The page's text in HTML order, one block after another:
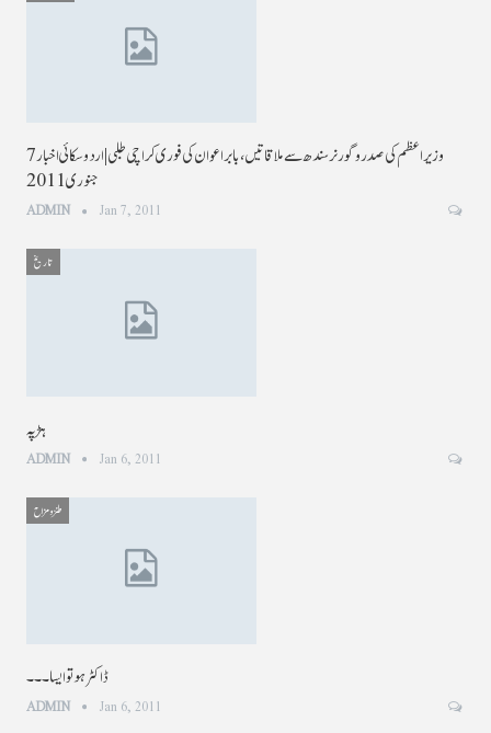
وزیراعظم کی صدر و گورنر سندھ سے ملاقاتیں، بابراعوان کی فوری کراچی طلبی|اردو سکائی اخبار 7
جنوری 2011
ADMIN Jan 7, 2011
تاریخ
ہڑپہ
ADMIN Jan 6, 2011
طنزومزاح
ڈاکٹر ہو تو ایسا۔ ۔ ۔
ADMIN Jan 6, 2011